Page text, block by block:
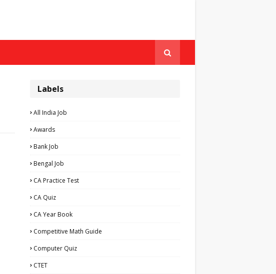
Labels
All India Job
Awards
Bank Job
Bengal Job
CA Practice Test
CA Quiz
CA Year Book
Competitive Math Guide
Computer Quiz
CTET